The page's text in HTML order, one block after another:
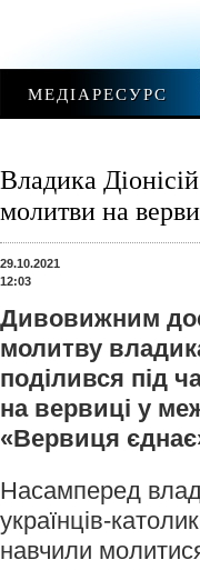
МЕДІАРЕСУРС
Владика
молитви на
29.10.2021
12:03
Дивовижним
молитву
поділився під
на вервиці у
«Вервиця
Насамперед
українців-
навчили